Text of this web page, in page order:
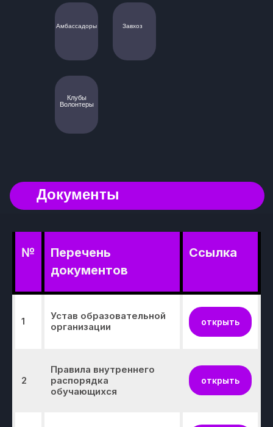
№
Перечень
документов
Ссылка
1
Устав образовательной
организации
открыть
2
Правила внутреннего
распорядка
обучающихся
открыть